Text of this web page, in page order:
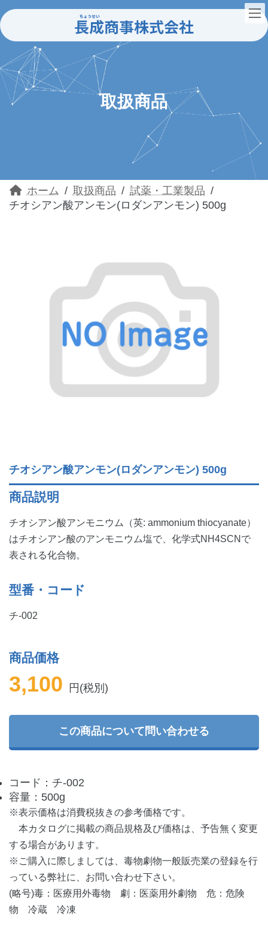
ン
テ
ン
ス
キ
ッ
ビ
ゲ
ー
ン
に
移
取扱商品
ホーム 取扱商品
試薬・工業製品
チオシアン酸アンモン(ロダンアンモン) 500g
チオシアン酸アンモン(ロダンアンモン) 500g
商品説明
チオシアン酸アンモニウム（英: ammonium thiocyanate）
はチオシアン酸のアンモニウム塩で、化学式NH4SCNで
表される化合物。
型番・コード
チ-002
商品価格
3,100 円(税別)
この商品について問い合わせる
コード：チ-002
容量：500g
※表示価格は消費税抜きの参考価格です。
本カタログに掲載の商品規格及び価格は、予告無く変更
する場合があります。
※ご購入に際しましては、毒物劇物一般販売業の登録を行
っている弊社に、お問い合わせ下さい。
(略号)毒：医療用外毒物 劇：医薬用外劇物 危：危険
物 冷蔵 冷凍